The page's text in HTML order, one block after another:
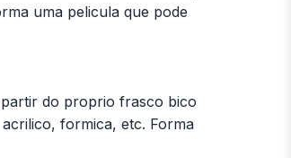
uma pelicula que pode
do proprio frasco bico
formica, etc. Forma